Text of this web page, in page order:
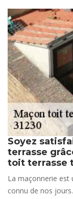
Soyez
terrasse
toit terrasse
La maçonnerie est
connu de nos